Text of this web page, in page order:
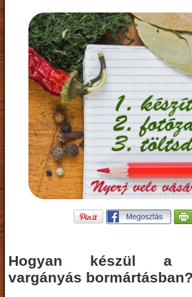
Hogyan készül a
vargányás bormártásban?